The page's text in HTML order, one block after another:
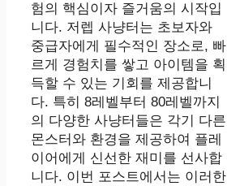
험의 핵심이자 즐거움의 시작입
니다. 저렙 사냥터는 초보자와
중급자에게 필수적인 장소로, 빠
르게 경험치를 쌓고 아이템을 획
득할 수 있는 기회를 제공합니
다. 특히 8레벨부터 80레벨까지
의 다양한 사냥터들은 각기 다른
몬스터와 환경을 제공하여 플레
이어에게 신선한 재미를 선사합
니다. 이번 포스트에서는 이러한